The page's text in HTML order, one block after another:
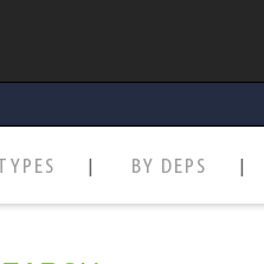
BY DEPS